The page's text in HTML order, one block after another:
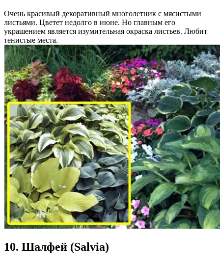
Очень красивый декоративный многолетник с мясистыми
листьями. Цветет недолго в июне. Но главным его
украшением является изумительная окраска листьев. Любит
тенистые места.
10. Шалфей (Salvia)